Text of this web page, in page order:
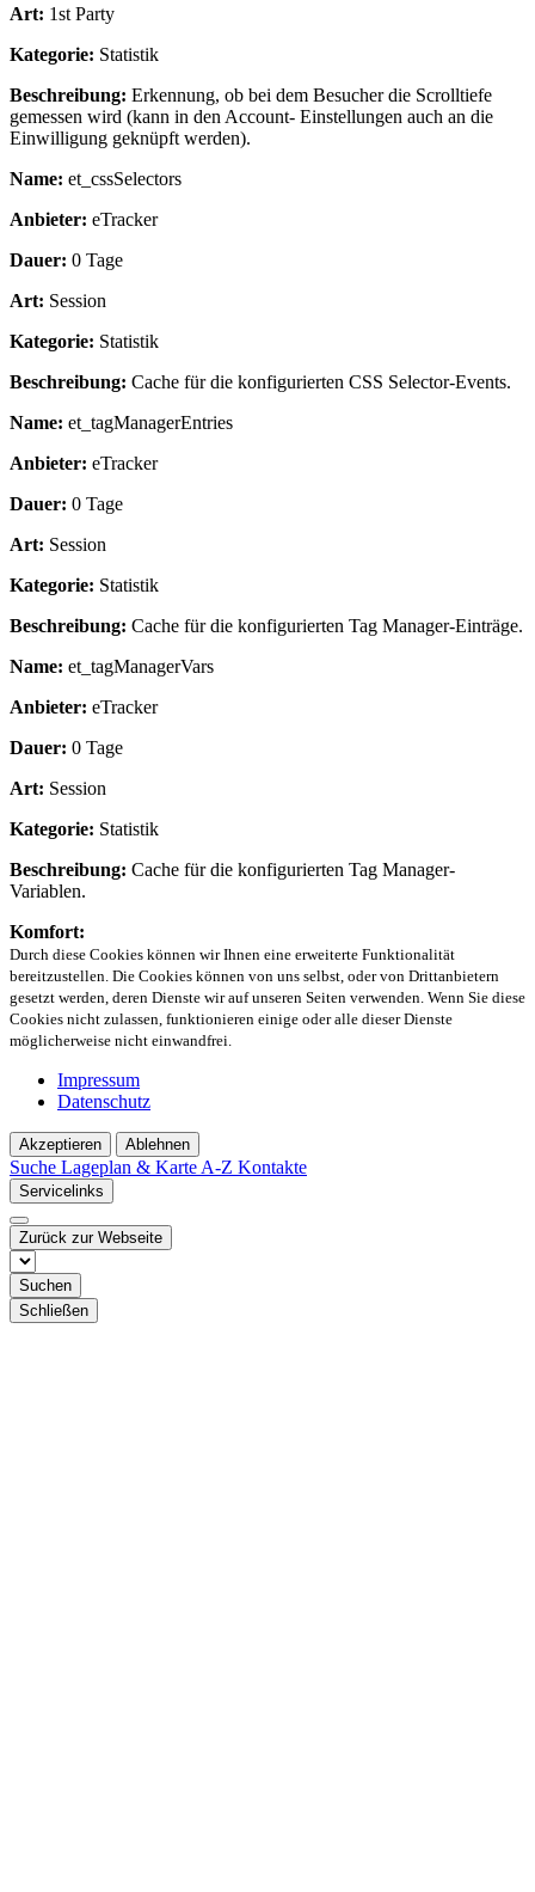
Art: 1st Party
Kategorie: Statistik
Beschreibung: Erkennung, ob bei dem Besucher die Scrolltiefe
gemessen wird (kann in den Account- Einstellungen auch an die
Einwilligung geknüpft werden).
Name: et_cssSelectors
Anbieter: eTracker
Dauer: 0 Tage
Art: Session
Kategorie: Statistik
Beschreibung: Cache für die konfigurierten CSS Selector-Events.
Name: et_tagManagerEntries
Anbieter: eTracker
Dauer: 0 Tage
Art: Session
Kategorie: Statistik
Beschreibung: Cache für die konfigurierten Tag Manager-Einträge.
Name: et_tagManagerVars
Anbieter: eTracker
Dauer: 0 Tage
Art: Session
Kategorie: Statistik
Beschreibung: Cache für die konfigurierten Tag Manager-
Variablen.
Komfort:
Durch diese Cookies können wir Ihnen eine erweiterte Funktionalität
bereitzustellen. Die Cookies können von uns selbst, oder von Drittanbietern
gesetzt werden, deren Dienste wir auf unseren Seiten verwenden. Wenn Sie diese
Cookies nicht zulassen, funktionieren einige oder alle dieser Dienste
möglicherweise nicht einwandfrei.
Impressum
Datenschutz
Akzeptieren Ablehnen
Suche Lageplan & Karte A-Z Kontakte
Servicelinks
Zurück zur Webseite
Suchen
Schließen